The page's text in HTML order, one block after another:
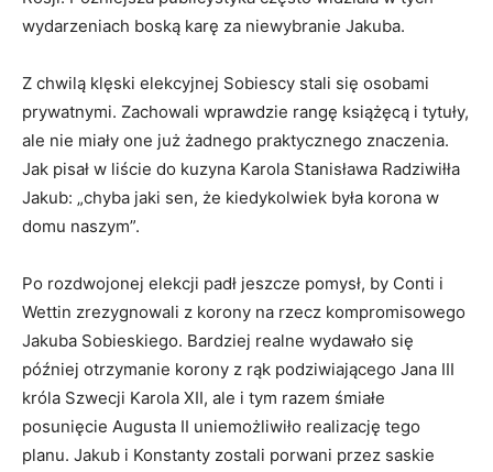
wydarzeniach boską karę za niewybranie Jakuba.
Z chwilą klęski elekcyjnej Sobiescy stali się osobami
prywatnymi. Zachowali wprawdzie rangę książęcą i tytuły,
ale nie miały one już żadnego praktycznego znaczenia.
Jak pisał w liście do kuzyna Karola Stanisława Radziwiłła
Jakub: „chyba jaki sen, że kiedykolwiek była korona w
domu naszym”.
Po rozdwojonej elekcji padł jeszcze pomysł, by Conti i
Wettin zrezygnowali z korony na rzecz kompromisowego
Jakuba Sobieskiego. Bardziej realne wydawało się
później otrzymanie korony z rąk podziwiającego Jana III
króla Szwecji Karola XII, ale i tym razem śmiałe
posunięcie Augusta II uniemożliwiło realizację tego
planu. Jakub i Konstanty zostali porwani przez saskie